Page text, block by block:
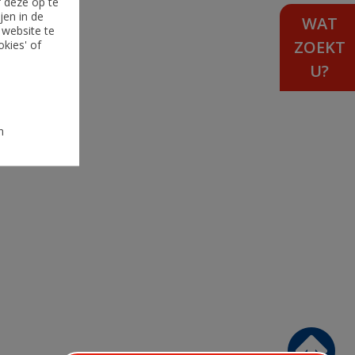
WAT
ZOEKT
U?
in de
te
of